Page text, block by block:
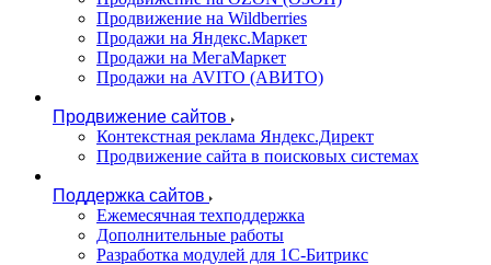
Продвижение на Wildberries
Продажи на Яндекс.Маркет
Продажи на МегаМаркет
Продажи на AVITO (АВИТО)
Продвижение сайтов
Контекстная реклама Яндекс.Директ
Продвижение сайта в поисковых системах
Поддержка сайтов
Ежемесячная техподдержка
Дополнительные работы
Разработка модулей для 1С-Битрикс